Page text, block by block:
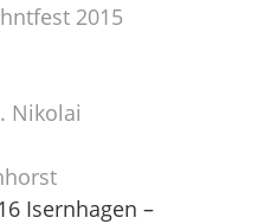
2015
Nikolai
Isernhagen –